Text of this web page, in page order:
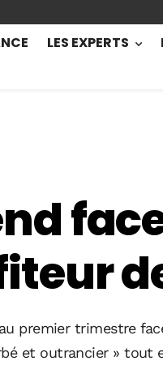
LES EXPERTS
premier trimestre
et outrancier »